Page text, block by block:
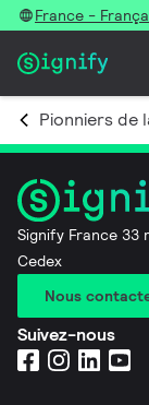
France -
Pionniers de
Signify France 33
Cedex
Nous
Suivez-nous